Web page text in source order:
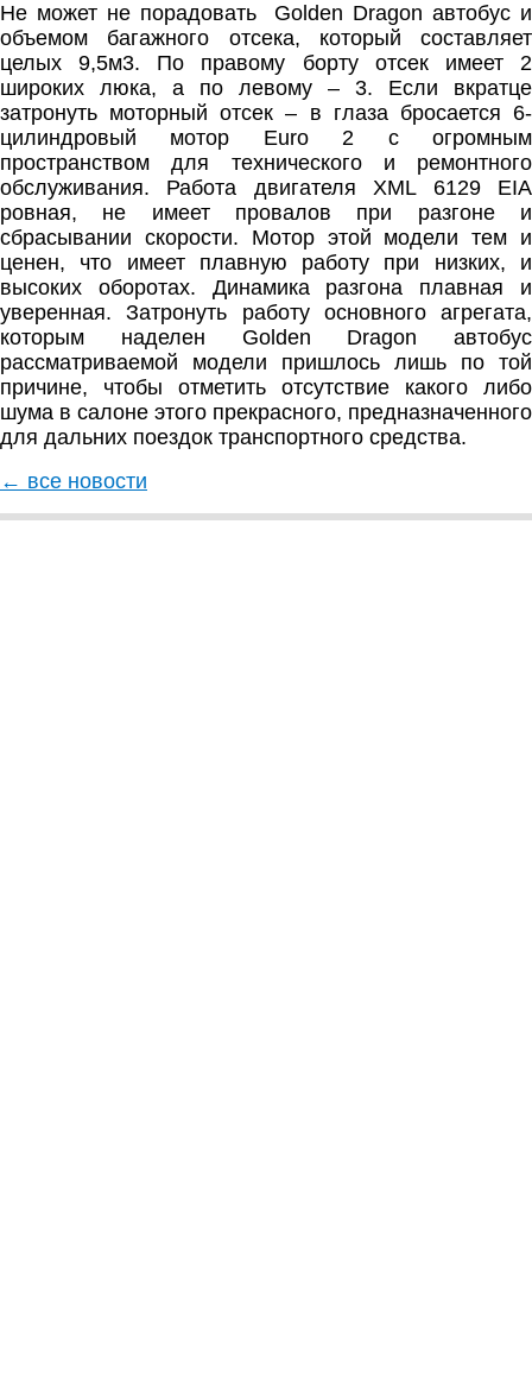
Не может не порадовать
Golden Dragon автобус и
объемом багажного отсека, который составляет
целых 9,5м3. По правому борту отсек имеет 2
широких люка, а по левому – 3. Если вкратце
затронуть моторный отсек – в глаза бросается 6-
цилиндровый мотор Euro 2 с огромным
пространством для технического и ремонтного
обслуживания. Работа двигателя XML 6129 EIA
ровная, не имеет провалов при разгоне и
сбрасывании скорости. Мотор этой модели тем и
ценен, что имеет плавную работу при низких, и
высоких оборотах. Динамика разгона плавная и
уверенная. Затронуть работу основного агрегата,
которым наделен Golden Dragon автобус
рассматриваемой модели пришлось лишь по той
причине, чтобы отметить отсутствие какого либо
шума в салоне этого прекрасного, предназначенного
для дальних поездок транспортного средства.
← все новости